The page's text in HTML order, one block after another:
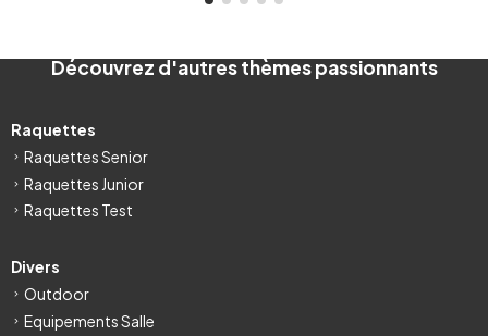
Découvrez d'autres thèmes passionnants
Raquettes
Raquettes Senior
Raquettes Junior
Raquettes Test
Divers
Outdoor
Equipements Salle